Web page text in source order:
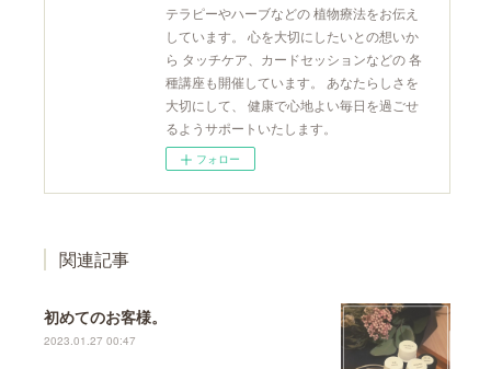
テラピーやハーブなどの 植物療法をお伝え
しています。 心を大切にしたいとの想いか
ら タッチケア、カードセッションなどの 各
種講座も開催しています。 あなたらしさを
大切にして、 健康で心地よい毎日を過ごせ
るようサポートいたします。
フォロー
関連記事
初めてのお客様。
2023.01.27 00:47